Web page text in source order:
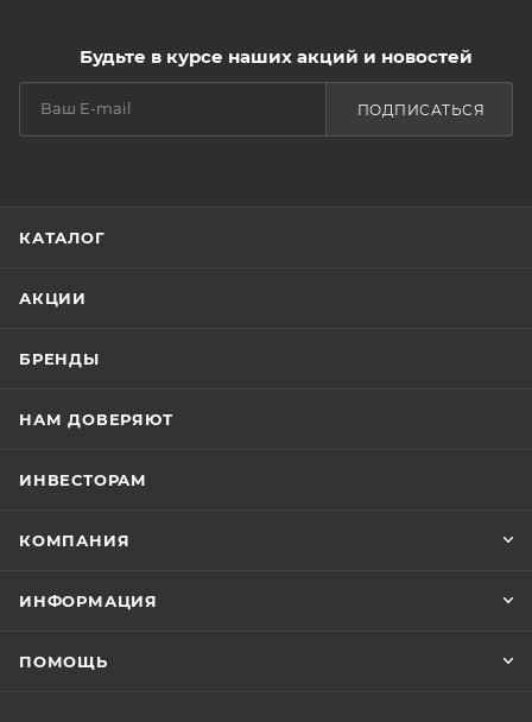
Будьте в курсе наших акций и новостей
ПОДПИСАТЬСЯ
КАТАЛОГ
АКЦИИ
БРЕНДЫ
НАМ ДОВЕРЯЮТ
ИНВЕСТОРАМ
КОМПАНИЯ
ИНФОРМАЦИЯ
ПОМОЩЬ